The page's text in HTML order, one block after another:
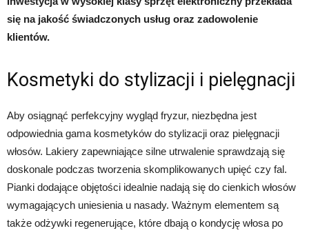
się na jakość świadczonych usług oraz zadowolenie
klientów.
Kosmetyki do stylizacji i pielęgnacji
Aby osiągnąć perfekcyjny wygląd fryzur, niezbędna jest
odpowiednia gama kosmetyków do stylizacji oraz pielęgnacji
włosów. Lakiery zapewniające silne utrwalenie sprawdzają się
doskonale podczas tworzenia skomplikowanych upięć czy fal.
Pianki dodające objętości idealnie nadają się do cienkich włosów
wymagających uniesienia u nasady. Ważnym elementem są
także odżywki regenerujące, które dbają o kondycję włosa po